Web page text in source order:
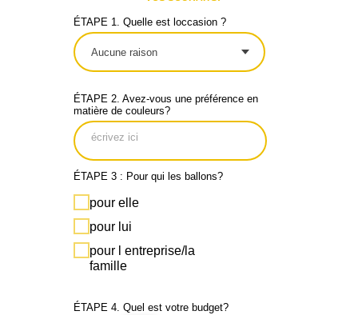
ÉTAPE 1. Quelle est loccasion ?
ÉTAPE 2. Avez-vous une préférence en
matière de couleurs?
ÉTAPE 3 : Pour qui les ballons?
pour elle
pour lui
pour l entreprise/la
famille
ÉTAPE 4. Quel est votre budget?